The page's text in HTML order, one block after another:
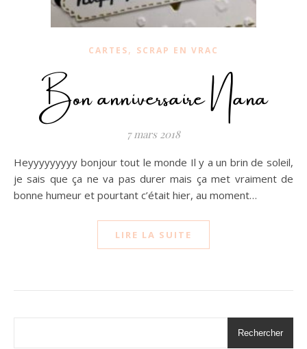
CARTES, SCRAP EN VRAC
Bon anniversaire Nana
7 mars 2018
Heyyyyyyyyy bonjour tout le monde Il y a un brin de soleil,
je sais que ça ne va pas durer mais ça met vraiment de
bonne humeur et pourtant c’était hier, au moment…
LIRE LA SUITE
Rechercher